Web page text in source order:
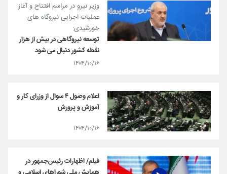
وزیر نیرو در مراسم افتتاح و آغاز
عملیات اجرایی نیروگاه های
خورشیدی:
توسعه نیروگاهی در بیش از هزار
نقطه کشور دنبال می شود
۱۴۰۴/۱۰/۱۶
اعلام وصول ۴ سوال از وزرای کار و
آموزش و پرورش
۱۴۰۴/۱۰/۱۶
فیلم/ اظهارات رئیس‌جمهور در